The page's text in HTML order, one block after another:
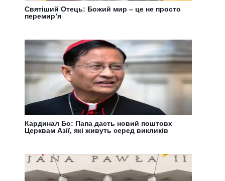
Святіший Отець: Божий мир – це не просто
перемир’я
Кардинал Бо: Папа дасть новий поштовх
Церквам Азії, які живуть серед викликів